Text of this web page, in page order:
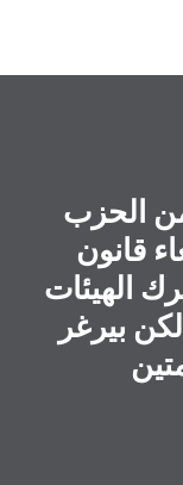
الحزب
قانون
الهيئات
بيرغر